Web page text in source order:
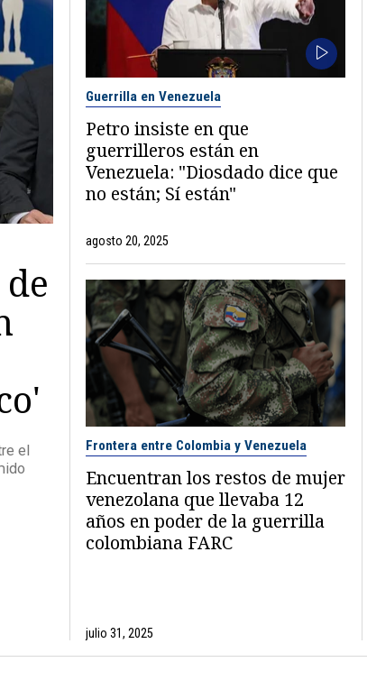
el
Guerrilla en Venezuela
Petro insiste en que
guerrilleros están en
Venezuela: "Diosdado dice que
no están; Sí están"
agosto 20, 2025
Frontera entre Colombia y Venezuela
Encuentran los restos de mujer
venezolana que llevaba 12
años en poder de la guerrilla
colombiana FARC
julio 31, 2025